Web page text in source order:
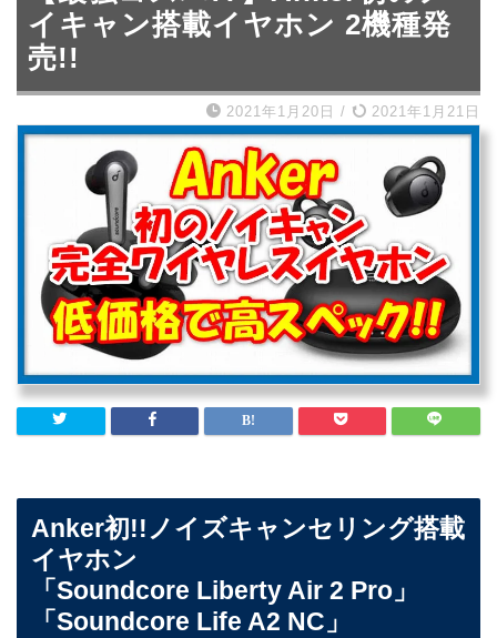
イキャン搭載イヤホン 2機種発
売!!
2021年1月20日 / 2021年1月21日
Anker初!!ノイズキャンセリング搭載
イヤホン
「Soundcore Liberty Air 2 Pro」
「Soundcore Life A2 NC」